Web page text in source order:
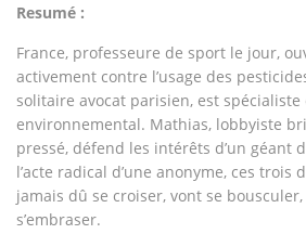
Resumé :
France, professeure de sport le jour,
activement contre l’usage des
solitaire avocat parisien, est
environnemental. Mathias, lobbyiste
pressé, défend les intérêts d’un géant
l’acte radical d’une anonyme, ces trois
jamais dû se croiser, vont se
s’embraser.